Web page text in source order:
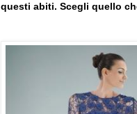
questi abiti. Scegli quello